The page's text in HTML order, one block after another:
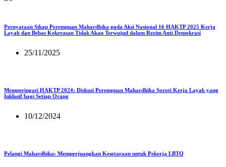
Pernyataan Sikap Perempuan Mahardhika pada Aksi Nasional 16 HAKTP 2025 Kerja
Layak dan Bebas Kekerasan Tidak Akan Terwujud dalam Rezim Anti Demokrasi
25/11/2025
Memperingati HAKTP 2024: Diskusi Perempuan Mahardhika Soroti Kerja Layak yang
Inklusif bagi Setiap Orang
10/12/2024
Pelangi Mahardhika: Memperjuangkan Kesetaraan untuk Pekerja LBTQ